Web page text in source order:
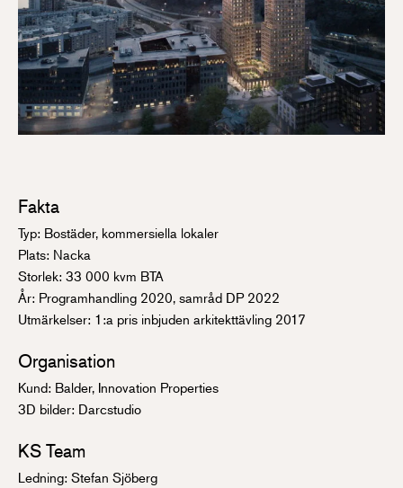
Fakta
Typ: Bostäder, kommersiella lokaler
Plats: Nacka
Storlek: 33 000 kvm BTA
År: Programhandling 2020, samråd DP 2022
Utmärkelser: 1:a pris inbjuden arkitekttävling 2017
Organisation
Kund: Balder, Innovation Properties
3D bilder: Darcstudio
KS Team
Ledning: Stefan Sjöberg